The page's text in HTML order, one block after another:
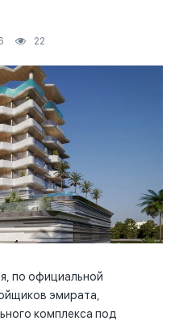
22
по официальной
эмирата,
комплекса под